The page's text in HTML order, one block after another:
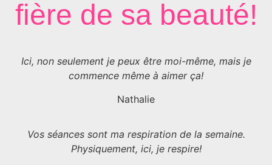
fière de sa beauté!
Ici, non seulement je peux être moi-même, mais je
commence même à aimer ça!
Nathalie
Vos séances sont ma respiration de la semaine.
Physiquement, ici, je respire!